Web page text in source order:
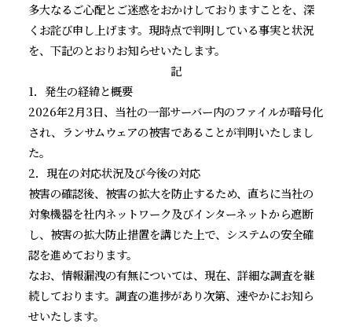
多大なるご心配とご迷惑をおかけしておりますことを、深
くお詫び申し上げます。現時点で判明している事実と状況
を、下記のとおりお知らせいたします。
記
1．発生の経緯と概要
2026年2月3日、当社の一部サーバー内のファイルが暗号化
され、ランサムウェアの被害であることが判明いたしまし
た。
2．現在の対応状況及び今後の対応
被害の確認後、被害の拡大を防止するため、直ちに当社の
対象機器を社内ネットワーク及びインターネットから遮断
し、被害の拡大防止措置を講じた上で、システムの安全確
認を進めております。
なお、情報漏洩の有無については、現在、詳細な調査を継
続しております。調査の進捗があり次第、速やかにお知ら
せいたします。